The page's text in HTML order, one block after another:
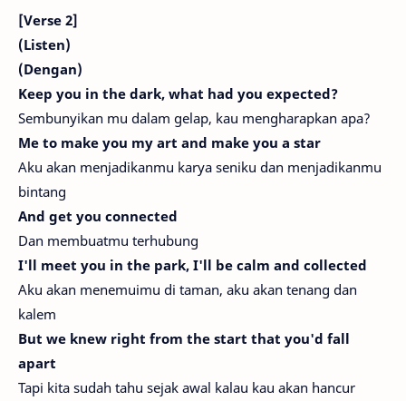
[Verse 2]
(Listen)
(Dengan)
Keep you in the dark, what had you expected?
Sembunyikan mu dalam gelap, kau mengharapkan apa?
Me to make you my art and make you a star
Aku akan menjadikanmu karya seniku dan menjadikanmu
bintang
And get you connected
Dan membuatmu terhubung
I'll meet you in the park, I'll be calm and collected
Aku akan menemuimu di taman, aku akan tenang dan
kalem
But we knew right from the start that you'd fall
apart
Tapi kita sudah tahu sejak awal kalau kau akan hancur